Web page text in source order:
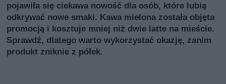
pojawiła się ciekawa nowość dla osób, które lubią
odkrywać nowe smaki. Kawa mielona została objęta
promocją i kosztuje mniej niż dwie latte na mieście.
Sprawdź, dlatego warto wykorzystać okazję, zanim
produkt zniknie z półek.